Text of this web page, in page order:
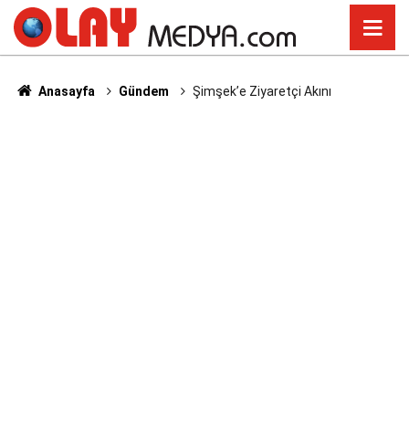
Anasayfa Gündem Şimşek’e Ziyaretçi Akını